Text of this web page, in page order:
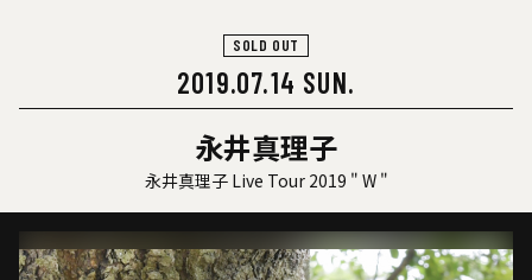
SOLD OUT
2019.07.14 SUN.
永井真理子
永井真理子 Live Tour 2019 " W "